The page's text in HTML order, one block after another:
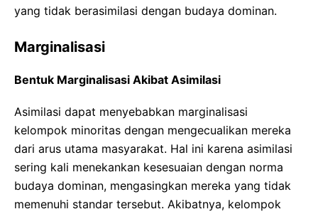
yang tidak berasimilasi dengan budaya dominan.
Marginalisasi
Bentuk Marginalisasi Akibat Asimilasi
Asimilasi dapat menyebabkan marginalisasi
kelompok minoritas dengan mengecualikan mereka
dari arus utama masyarakat. Hal ini karena asimilasi
sering kali menekankan kesesuaian dengan norma
budaya dominan, mengasingkan mereka yang tidak
memenuhi standar tersebut. Akibatnya, kelompok